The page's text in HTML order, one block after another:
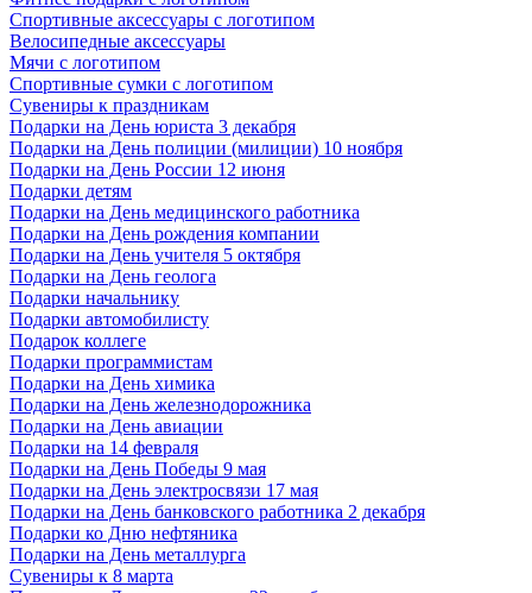
Спортивные аксессуары с логотипом
Велосипедные аксессуары
Мячи с логотипом
Спортивные сумки с логотипом
Сувениры к праздникам
Подарки на День юриста 3 декабря
Подарки на День полиции (милиции) 10 ноября
Подарки на День России 12 июня
Подарки детям
Подарки на День медицинского работника
Подарки на День рождения компании
Подарки на День учителя 5 октября
Подарки на День геолога
Подарки начальнику
Подарки автомобилисту
Подарок коллеге
Подарки программистам
Подарки на День химика
Подарки на День железнодорожника
Подарки на День авиации
Подарки на 14 февраля
Подарки на День Победы 9 мая
Подарки на День электросвязи 17 мая
Подарки на День банковского работника 2 декабря
Подарки ко Дню нефтяника
Подарки на День металлурга
Сувениры к 8 марта